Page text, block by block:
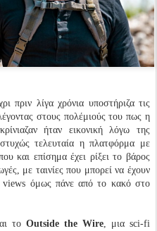
πριν λίγα χρόνια υποστήριζα τις
στους πολέμιούς του πως η
ήταν εικονική λόγω της
τελευταία η πλατφόρμα με
και επίσημα έχει ρίξει το βάρος
με ταινίες που μπορεί να έχουν
views όμως πάνε από το κακό στο
το Outside the Wire, μια sci-fi